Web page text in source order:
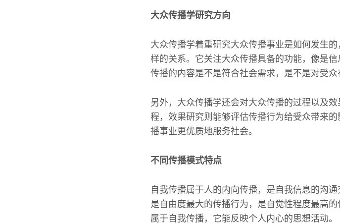
大众传播学研究方向
大众传播学着重研究大众传播事业是如何发生
样的关系。它关注大众传播具备的功能，像是
传播的内容是不是符合社会需求，是不是对受众
另外，大众传播学还会对大众传播的过程以及
程，效果研究则能够评估传播行为给受众带来
播事业更优质地服务社会。
不同传播模式特点
自我传播属于人的内向传播，是自我信息的沟
是自由度最大的传播行为，是自觉性程度最高
属于自我传播，它能反映个人内心的思想活动。